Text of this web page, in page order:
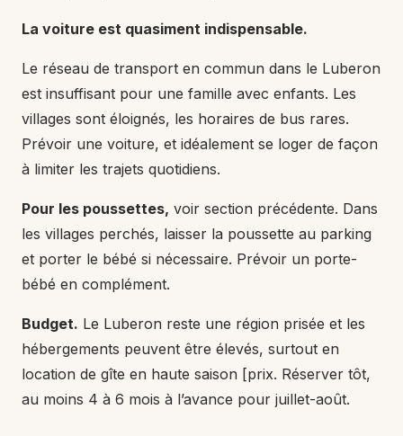
La voiture est quasiment indispensable.
Le réseau de transport en commun dans le Luberon
est insuffisant pour une famille avec enfants. Les
villages sont éloignés, les horaires de bus rares.
Prévoir une voiture, et idéalement se loger de façon
à limiter les trajets quotidiens.
Pour les poussettes, voir section précédente. Dans
les villages perchés, laisser la poussette au parking
et porter le bébé si nécessaire. Prévoir un porte-
bébé en complément.
Budget. Le Luberon reste une région prisée et les
hébergements peuvent être élevés, surtout en
location de gîte en haute saison [prix. Réserver tôt,
au moins 4 à 6 mois à l’avance pour juillet-août.